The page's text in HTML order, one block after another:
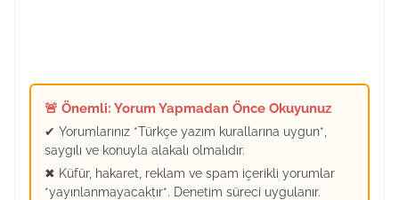
🚨 Önemli: Yorum Yapmadan Önce Okuyunuz
✔ Yorumlarınız *Türkçe yazım kurallarına uygun*,
saygılı ve konuyla alakalı olmalıdır.
✖ Küfür, hakaret, reklam ve spam içerikli yorumlar
*yayınlanmayacaktır*. Denetim süreci uygulanır.